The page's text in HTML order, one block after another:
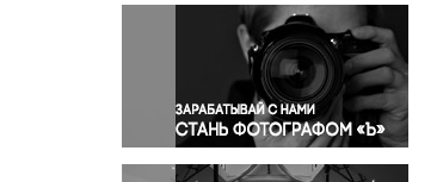
Окружающая среда
Политика
Правосудие
Происшествия и конфликты
Религия
Светская жизнь